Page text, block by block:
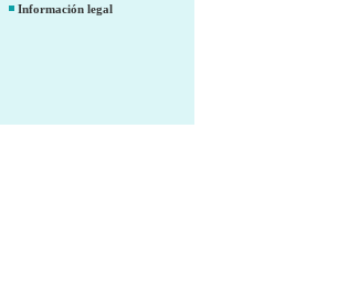
Información legal